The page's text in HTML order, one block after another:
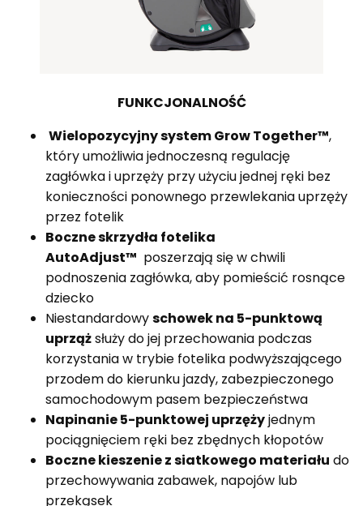
FUNKCJONALNOŚĆ
Wielopozycyjny system Grow Together™,
który umożliwia jednoczesną regulację
zagłówka i uprzęży przy użyciu jednej ręki bez
konieczności ponownego przewlekania uprzęży
przez fotelik
Boczne skrzydła fotelika
AutoAdjust™ poszerzają się w chwili
podnoszenia zagłówka, aby pomieścić rosnące
dziecko
Niestandardowyschowek na 5-punktową
uprzążsłuży do jej przechowania podczas
korzystania w trybie fotelika podwyższającego
przodem do kierunku jazdy, zabezpieczonego
samochodowym pasem bezpieczeństwa
Napinanie 5-punktowej uprzężyjednym
pociągnięciem ręki bez zbędnych kłopotów
Boczne kieszenie z siatkowego materiału do
przechowywania zabawek, napojów lub
przekąsek